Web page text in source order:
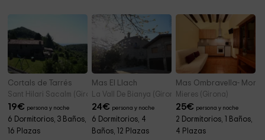
Cortals de Tarrés
Sant Hilari Sacalm (Girona)
19€ persona y noche
6 Dormitorios, 3 Baños,
16 Plazas
Mas El Llach
La Vall De Bianya (Girona)
24€ persona y noche
6 Dormitorios, 4
Baños, 12 Plazas
Mas Ombravella-
Mieres (Girona)
25€ persona y noche
2 Dormitorios, 1 Baños,
4 Plazas